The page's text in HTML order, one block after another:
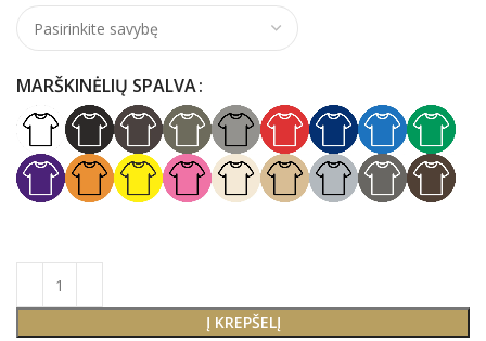
MARŠKINĖLIŲ SPALVA
Į KREPŠELĮ